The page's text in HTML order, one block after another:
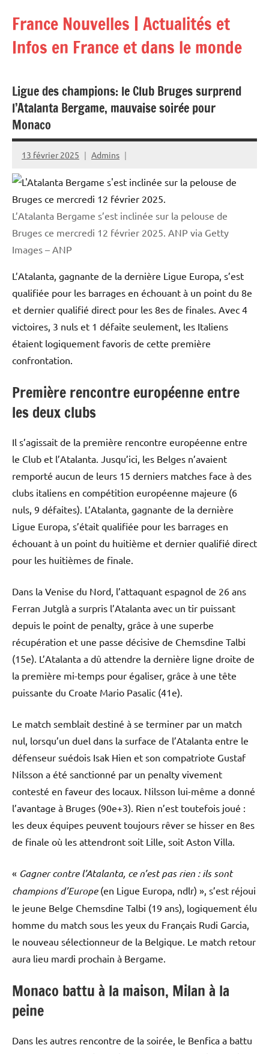
contenu
France Nouvelles | Actualités et
Infos en France et dans le monde
Ligue des champions: le Club Bruges surprend
l’Atalanta Bergame, mauvaise soirée pour
Monaco
13 février 2025 Admins
L’Atalanta Bergame s’est inclinée sur la pelouse de
Bruges ce mercredi 12 février 2025. ANP via Getty
Images – ANP
L’Atalanta, gagnante de la dernière Ligue Europa, s’est
qualifiée pour les barrages en échouant à un point du 8e
et dernier qualifié direct pour les 8es de finales. Avec 4
victoires, 3 nuls et 1 défaite seulement, les Italiens
étaient logiquement favoris de cette première
confrontation.
Première rencontre européenne entre
les deux clubs
Il s’agissait de la première rencontre européenne entre
le Club et l’Atalanta. Jusqu’ici, les Belges n’avaient
remporté aucun de leurs 15 derniers matches face à des
clubs italiens en compétition européenne majeure (6
nuls, 9 défaites). L’Atalanta, gagnante de la dernière
Ligue Europa, s’était qualifiée pour les barrages en
échouant à un point du huitième et dernier qualifié direct
pour les huitièmes de finale.
Dans la Venise du Nord, l’attaquant espagnol de 26 ans
Ferran Jutglà a surpris l’Atalanta avec un tir puissant
depuis le point de penalty, grâce à une superbe
récupération et une passe décisive de Chemsdine Talbi
(15e). L’Atalanta a dû attendre la dernière ligne droite de
la première mi-temps pour égaliser, grâce à une tête
puissante du Croate Mario Pasalic (41e).
Le match semblait destiné à se terminer par un match
nul, lorsqu’un duel dans la surface de l’Atalanta entre le
défenseur suédois Isak Hien et son compatriote Gustaf
Nilsson a été sanctionné par un penalty vivement
contesté en faveur des locaux. Nilsson lui-même a donné
l’avantage à Bruges (90e+3). Rien n’est toutefois joué :
les deux équipes peuvent toujours rêver se hisser en 8es
de finale où les attendront soit Lille, soit Aston Villa.
« Gagner contre l’Atalanta, ce n’est pas rien : ils sont
champions d’Europe(en Ligue Europa, ndlr) », s’est réjoui
le jeune Belge Chemsdine Talbi (19 ans), logiquement élu
homme du match sous les yeux du Français Rudi Garcia,
le nouveau sélectionneur de la Belgique. Le match retour
aura lieu mardi prochain à Bergame.
Monaco battu à la maison, Milan à la
peine
Dans les autres rencontre de la soirée, le Benfica a battu